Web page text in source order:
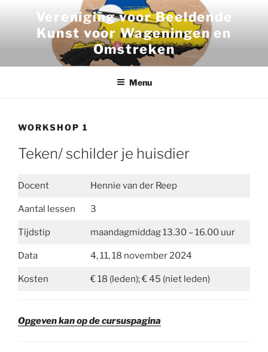
Vereniging voor Beeldende
Kunst voor Wageningen en
Omstreken
Menu
WORKSHOP 1
Teken/ schilder je huisdier
Docent Hennie van der Reep
Aantal lessen 3
Tijdstip maandagmiddag 13.30 – 16.00 uur
Data 4, 11, 18 november 2024
Kosten € 18 (leden); € 45 (niet leden)
Opgeven kan op de cursuspagina